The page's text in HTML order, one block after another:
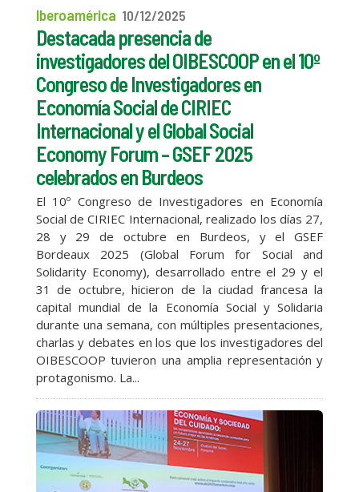
Iberoamérica 10/12/2025
Destacada presencia de
investigadores del OIBESCOOP en el 10º
Congreso de Investigadores en
Economía Social de CIRIEC
Internacional y el Global Social
Economy Forum – GSEF 2025
celebrados en Burdeos
El 10º Congreso de Investigadores en Economía
Social de CIRIEC Internacional, realizado los días 27,
28 y 29 de octubre en Burdeos, y el GSEF
Bordeaux 2025 (Global Forum for Social and
Solidarity Economy), desarrollado entre el 29 y el
31 de octubre, hicieron de la ciudad francesa la
capital mundial de la Economía Social y Solidaria
durante una semana, con múltiples presentaciones,
charlas y debates en los que los investigadores del
OIBESCOOP tuvieron una amplia representación y
protagonismo. La...